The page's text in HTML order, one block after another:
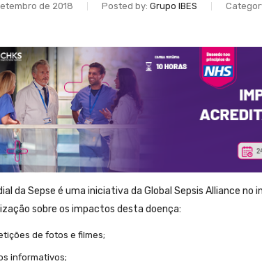
de 2018 Posted by: Grupo IBES
da Sepse é uma iniciativa da Global Sepsis Alliance
sobre os impactos desta doença:
de fotos e filmes;
informativos;